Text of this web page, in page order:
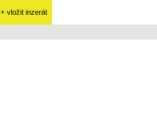
+ vložit inzerát